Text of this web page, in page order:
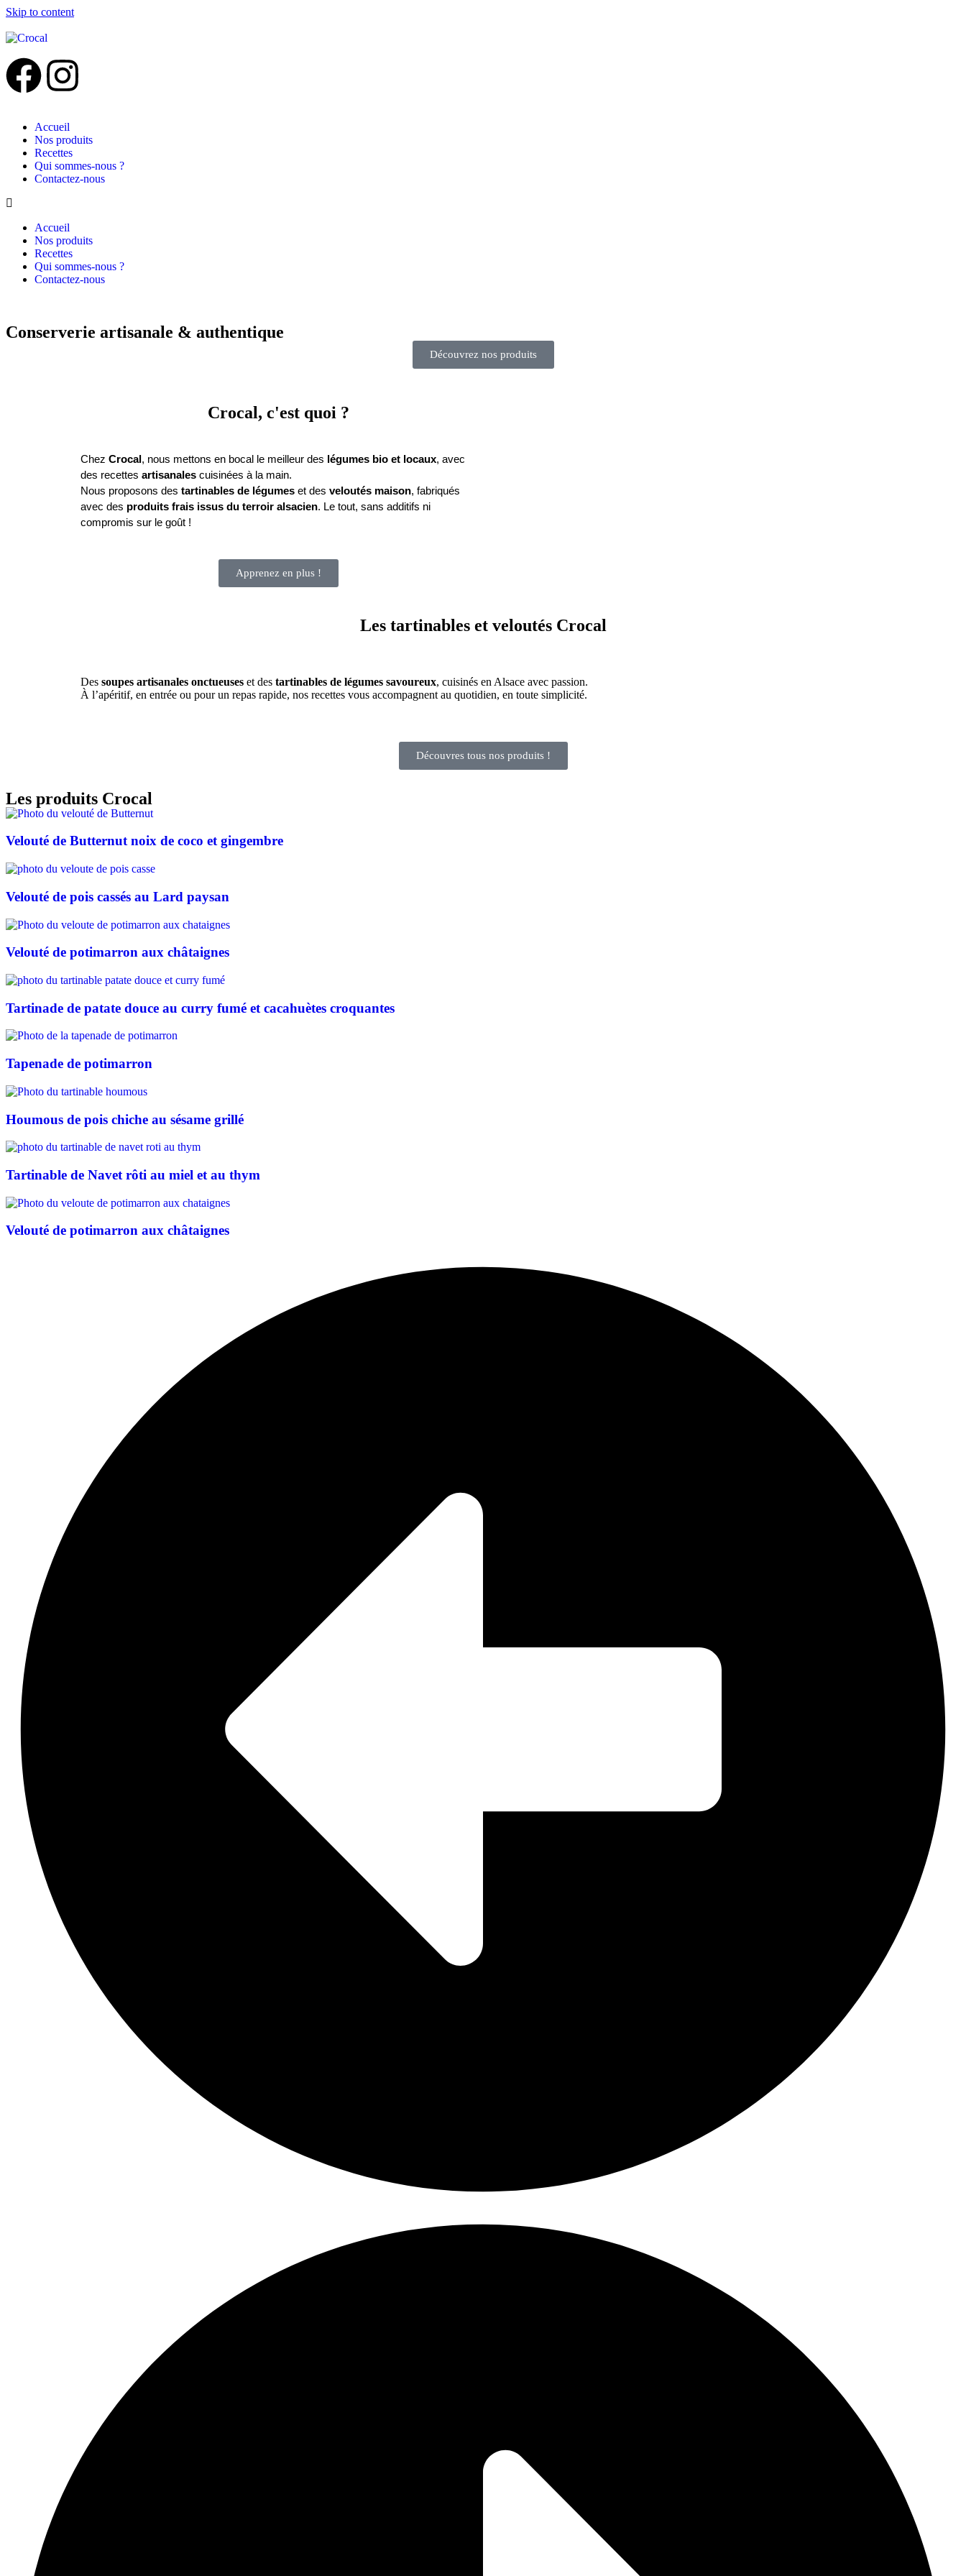
Skip to content
Accueil
Nos produits
Recettes
Qui sommes-nous ?
Contactez-nous
Accueil
Nos produits
Recettes
Qui sommes-nous ?
Contactez-nous
Conserverie artisanale & authentique
Découvrez nos produits
Crocal, c'est quoi ?
Chez Crocal , nous mettons en bocal le meilleur des légumes bio et locaux, avec
des recettes artisanales cuisinées à la main.
Nous proposons des tartinables de légumes et des veloutés maison, fabriqués
avec des produits frais issus du terroir alsacien. Le tout, sans additifs ni
compromis sur le goût !
Apprenez en plus !
Les tartinables et veloutés Crocal
Des soupes artisanales onctueuses et des tartinables de légumes savoureux, cuisinés en Alsace avec passion.
À l’apéritif, en entrée ou pour un repas rapide, nos recettes vous accompagnent au quotidien, en toute simplicité.
Découvres tous nos produits !
Les produits Crocal
Velouté de Butternut noix de coco et gingembre
Velouté de pois cassés au Lard paysan
Velouté de potimarron aux châtaignes
Tartinade de patate douce au curry fumé et cacahuètes croquantes
Tapenade de potimarron
Houmous de pois chiche au sésame grillé
Tartinable de Navet rôti au miel et au thym
Velouté de potimarron aux châtaignes